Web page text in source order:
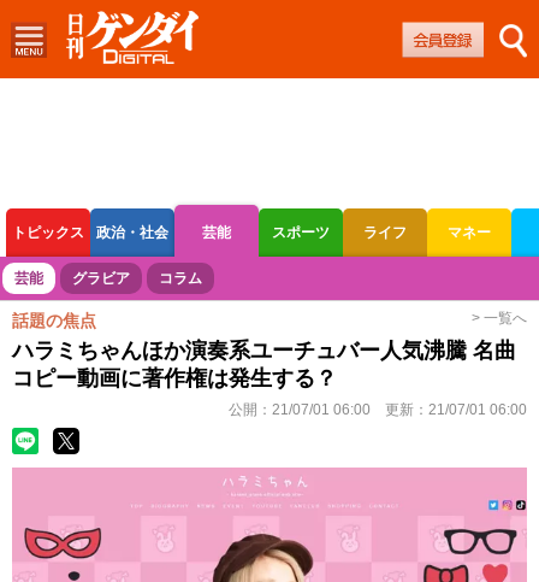
トピックス 政治・社会 芸能 スポーツ ライフ マネー
ボートレース 競輪 オートレース
芸能 グラビア コラム
話題の焦点 > 一覧へ
ハラミちゃんほか演奏系ユーチュバー人気沸騰 名曲
コピー動画に著作権は発生する？
公開： 21/07/01 06:00 更新： 21/07/01 06:00